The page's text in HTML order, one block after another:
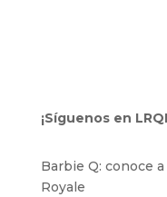
¡Síguenos en
Barbie Q: conoce
Royale